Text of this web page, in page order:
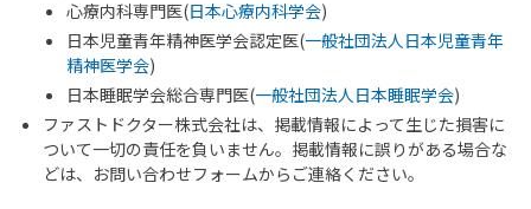
心療内科専門医(日本心療内科学会)
日本児童青年精神医学会認定医(一般社団法人日本児童青年
精神医学会)
日本睡眠学会総合専門医(一般社団法人日本睡眠学会)
ファストドクター株式会社は、掲載情報によって生じた損害に
ついて一切の責任を負いません。掲載情報に誤りがある場合な
どは、お問い合わせフォームからご連絡ください。